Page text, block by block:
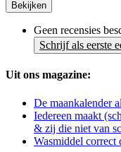
Bekijken
Geen recensies
Schrijf als eerste
Uit ons magazine:
De maankalender
Iedereen maakt
& zij die niet van
Wasmiddel correct